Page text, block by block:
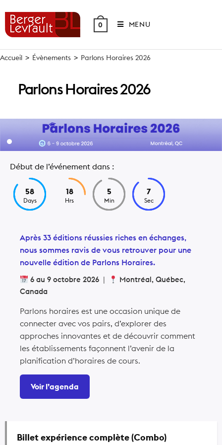
content
0 MENU
Accueil > Évènements > Parlons Horaires 2026
Parlons Horaires 2026
Début de l’événement dans :
58
Days
18
Hrs
5
Min
7
Sec
Après 33 éditions réussies riches en échanges,
nous sommes ravis de vous retrouver pour une
nouvelle édition de Parlons Horaires.
6 au 9 octobre 2026 |
Montréal, Québec,
Canada
Parlons horaires est une occasion unique de
connecter avec vos pairs, d’explorer des
approches innovantes et de découvrir comment
les établissements façonnent l’avenir de la
planification d’horaires de cours.
Voir l’agenda
Billet expérience complète (Combo)